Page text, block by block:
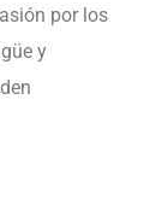
por los
y